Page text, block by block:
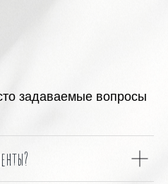
задаваемые вопросы